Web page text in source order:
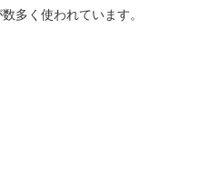
多く使われています。